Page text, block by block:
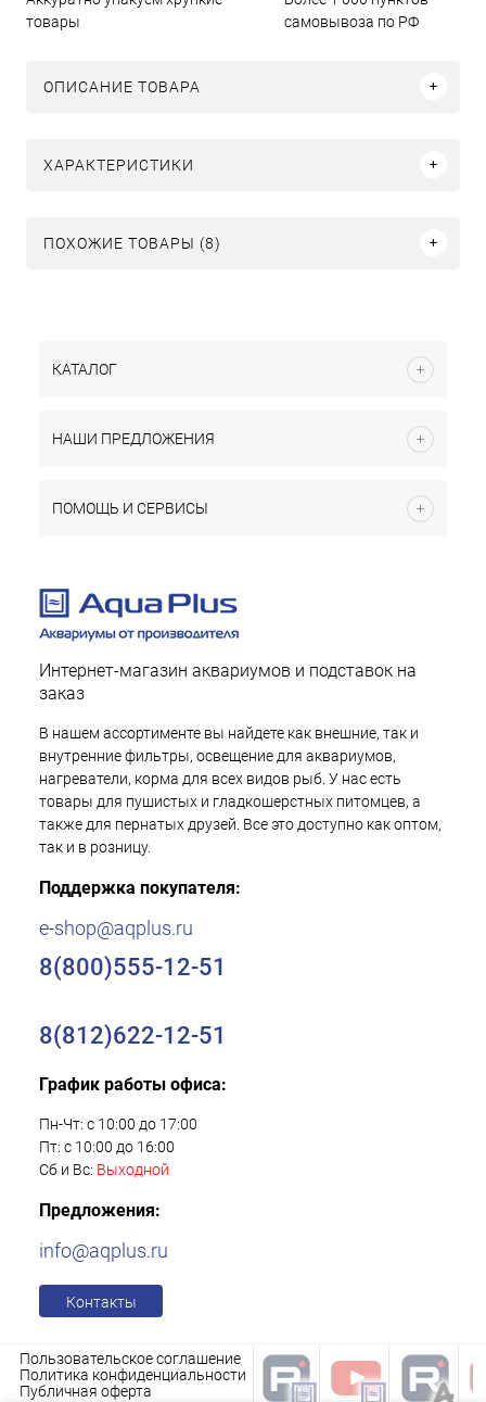
товары
самовывоза по РФ
ОПИСАНИЕ ТОВАРА
ХАРАКТЕРИСТИКИ
ПОХОЖИЕ ТОВАРЫ (8)
КАТАЛОГ
НАШИ ПРЕДЛОЖЕНИЯ
ПОМОЩЬ И СЕРВИСЫ
Интернет-магазин аквариумов и подставок на
заказ
В нашем ассортименте вы найдете как внешние, так и
внутренние фильтры, освещение для аквариумов,
нагреватели, корма для всех видов рыб. У нас есть
товары для пушистых и гладкошерстных питомцев, а
также для пернатых друзей. Все это доступно как оптом,
так и в розницу.
Поддержка покупателя:
e-shop@aqplus.ru
8(800)555-12-51
8(812)622-12-51
График работы офиса:
Пн-Чт: с 10:00 до 17:00
Пт: с 10:00 до 16:00
Сб и Вс: Выходной
Предложения:
info@aqplus.ru
Контакты
Пользовательское соглашение
Политика конфиденциальности
Публичная оферта